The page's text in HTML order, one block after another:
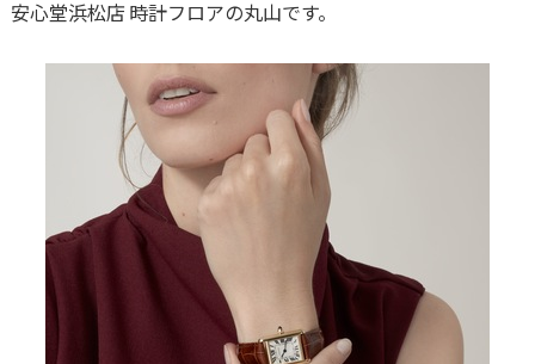
安心堂浜松店 時計フロアの丸山です。